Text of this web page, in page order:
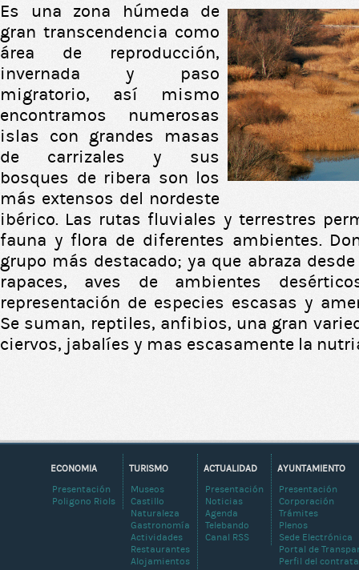
Es una zona húmeda de
gran transcendencia como
área de reproducción,
invernada y paso
migratorio, así mismo
encontramos numerosas
islas con grandes masas
de carrizales y sus
bosques de ribera son los
más extensos del nordeste
ibérico. Las rutas fluviales y terrestres
fauna y flora de diferentes ambientes.
grupo más destacado; ya que abraza
rapaces, aves de ambientes
representación de especies escasas y
Se suman, reptiles, anfibios, una gran
ciervos, jabalíes y mas escasamente la
AYUNTAMIENTO
Presentación
Corporación
Trámites
Plenos
Sede Electrónica
Portal de
Perfil del
ACTUALIDAD
Presentación
Noticias
Agenda
Telebando
Canal RSS
TURISMO
Museos
Castillo
Naturaleza
Gastronomía
Actividades
Restaurantes
Alojamientos
ECONOMIA
Presentación
Poligono Riols